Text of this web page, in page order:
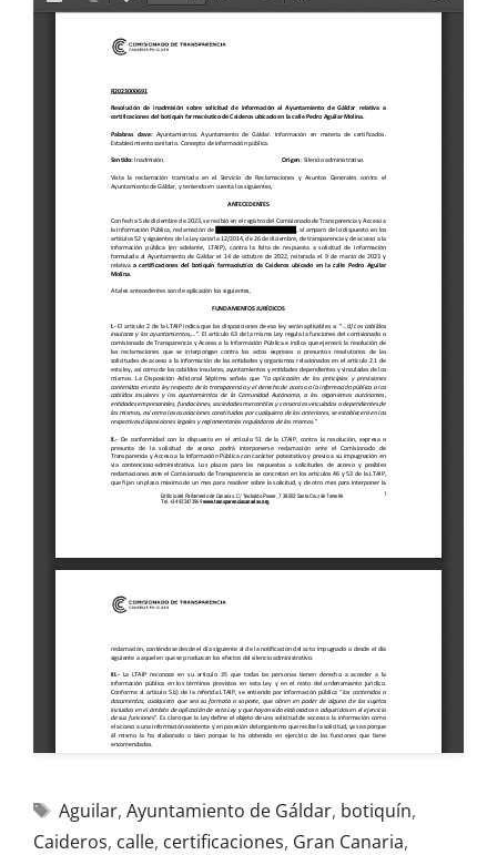
Aguilar, Ayuntamiento de Gáldar, botiquín,
Caideros, calle, certificaciones, Gran Canaria,